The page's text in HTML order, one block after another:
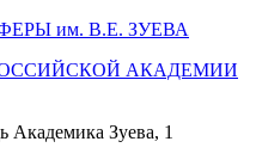
им. В.Е. ЗУЕВА
АКАДЕМИИ
Академика Зуева, 1